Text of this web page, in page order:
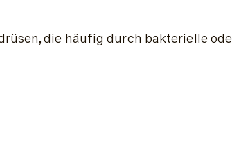
die häufig durch bakterielle